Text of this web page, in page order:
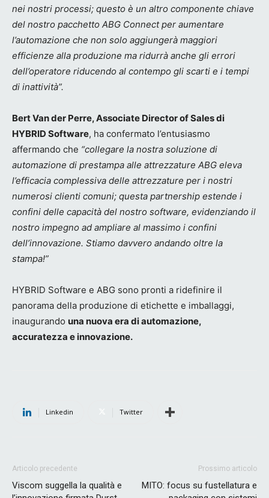
nei nostri processi; questo è un altro componente chiave
del nostro pacchetto ABG Connect per aumentare
l’automazione che non solo aggiungerà maggiori
efficienze alla produzione ma ridurrà anche gli errori
dell’operatore riducendo al contempo gli scarti e i tempi
di inattività”.
​Bert Van der Perre, Associate Director of Sales di
HYBRID Software, ha confermato l’entusiasmo
affermando che “collegare la nostra soluzione di
automazione di prestampa alle attrezzature ABG eleva
l’efficacia complessiva delle attrezzature per i nostri
numerosi clienti comuni; questa partnership estende i
confini delle capacità del nostro software, evidenziando il
nostro impegno ad ampliare al massimo i confini
dell’innovazione. Stiamo davvero andando oltre la
stampa!”
HYBRID Software e ABG sono pronti a ridefinire il
panorama della produzione di etichette e imballaggi,
inaugurando una nuova era di automazione,
accuratezza e innovazione.
Linkedin Twitter
Articolo precedente
Viscom suggella la qualità e
Prossimo articolo
MITO: focus su fustellatura e